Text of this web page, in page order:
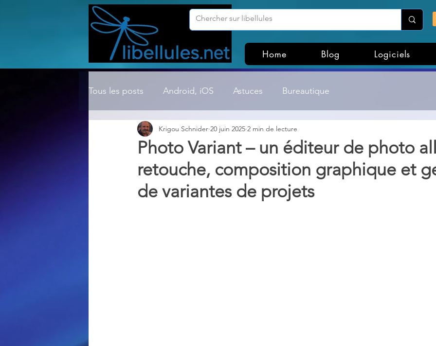
Home Blog Logiciels
Tous les posts Android, iOS Astuces Bureautique
Compression ZIP, RAR, etc. Customisation Windows
Dossier Windows Explorateurs de fichiers Gestion Système Graphisme
Photo Variant – un éditeur de photo
retouche, composition graphique et
de variantes de projets
Krigou Schnider 20 juin 2025 2 min de lecture